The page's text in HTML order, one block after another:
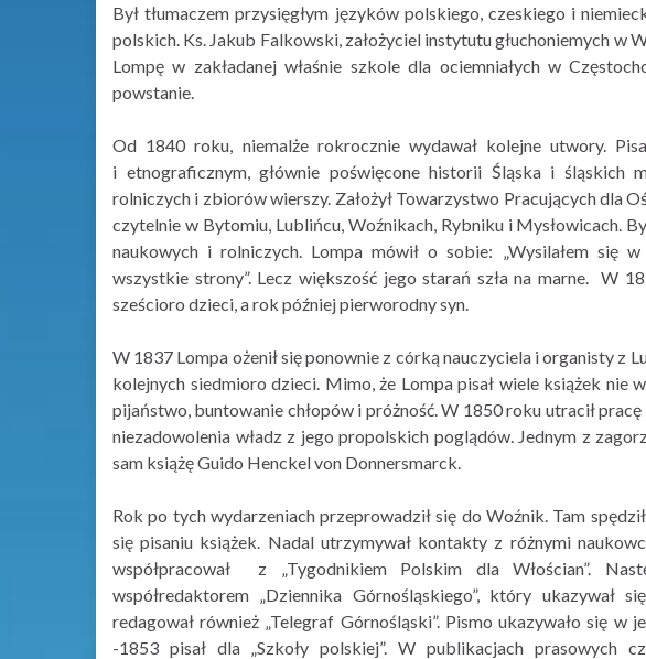
Był tłumaczem przysięgłym języków polskiego, czeskiego i
polskich. Ks. Jakub Falkowski, założyciel instytutu głuchoniemych w
Lompę w zakładanej właśnie szkole dla ociemniałych w
powstanie.
Od 1840 roku, niemalże rokrocznie wydawał kolejne utwory.
i etnograficznym, głównie poświęcone historii Śląska i śląskich
rolniczych i zbiorów wierszy. Założył Towarzystwo Pracujących dla
czytelnie w Bytomiu, Lublińcu, Woźnikach, Rybniku i Mysłowicach.
naukowych i rolniczych. Lompa mówił o sobie: „Wysilałem się
wszystkie strony”. Lecz większość jego starań szła na marne. W
sześcioro dzieci, a rok później pierworodny syn.
W 1837 Lompa ożenił się ponownie z córką nauczyciela i organisty z
kolejnych siedmioro dzieci. Mimo, że Lompa pisał wiele książek nie
pijaństwo, buntowanie chłopów i próżność. W 1850 roku utracił
niezadowolenia władz z jego propolskich poglądów. Jednym z
sam książę Guido Henckel von Donnersmarck.
Rok po tych wydarzeniach przeprowadził się do Woźnik. Tam
się pisaniu książek. Nadal utrzymywał kontakty z różnymi
współpracował z „Tygodnikiem Polskim dla Włościan”.
współredaktorem „Dziennika Górnośląskiego”, który
redagował również „Telegraf Górnośląski”. Pismo ukazywało się
-1853 pisał dla „Szkoły polskiej”. W publikacjach prasowych